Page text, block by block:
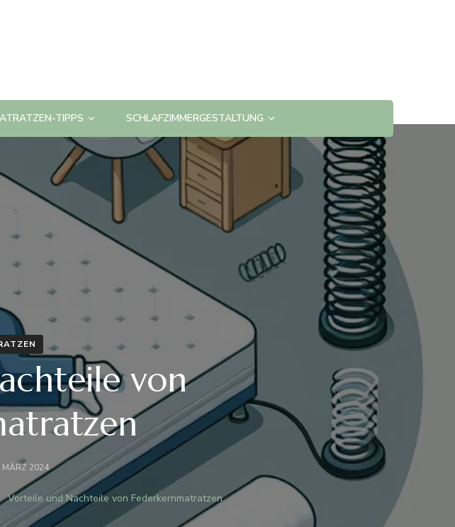
TIPPS SCHLAFZIMMERGESTALTUNG
von
MÄRZ 2024
Vorteile und Nachteile von Federkernmatratzen